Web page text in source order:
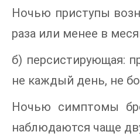
Ночью приступы
раза или менее в
б) персистирующая:
не каждый день, не
Ночью симптомы
наблюдаются чаще